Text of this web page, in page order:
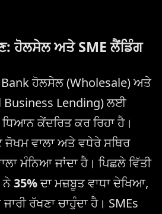
ਹੋਲਸੇਲ ਅਤੇ SME ਲੈਂਡਿੰਗ
Bank ਹੋਲਸੇਲ (Wholesale) ਅਤੇ
Business Lending) ਲਈ
ਕੇਂਦਰਿਤ ਕਰ ਰਿਹਾ ਹੈ।
ਵਾਲਾ ਅਤੇ ਵਧੇਰੇ ਸਥਿਰ
ਮੰਨਿਆ ਜਾਂਦਾ ਹੈ। ਪਿਛਲੇ ਵਿੱਤੀ
ਨੇ35%ਦਾ ਮਜ਼ਬੂਤ ਵਾਧਾ ਦੇਖਿਆ,
ਰੱਖਣਾ ਚਾਹੁੰਦਾ ਹੈ। SMEs